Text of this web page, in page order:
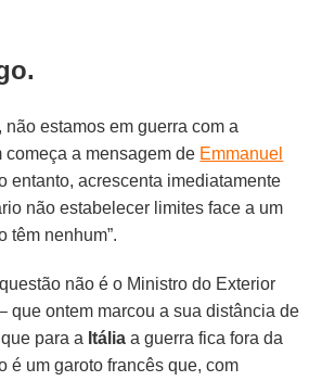
, não estamos em guerra com a
começa a mensagem de Emmanuel
entanto, acrescenta imediatamente
não estabelecer limites face a um
têm nenhum”.
não é o Ministro do Exterior
que ontem marcou a sua distância de
para a Itália a guerra fica fora da
é um garoto francês que, com